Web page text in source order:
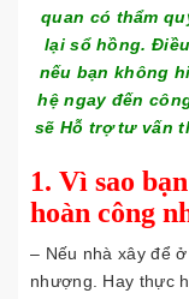
quan có thẩm
lại sổ hồng.
nếu bạn không
hệ ngay đến
sẽ Hỗ trợ tư vấn
1. Vì sao
hoàn công
– Nếu nhà xây để
nhượng. Hay thực